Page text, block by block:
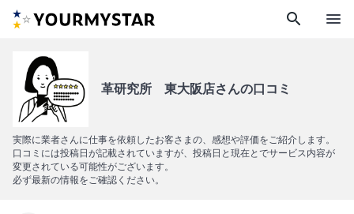
search menu
革研究所 東大阪店さんの口コミ
実際に業者さんに仕事を依頼したお客さまの、感想や評価をご紹介します。
口コミには投稿日が記載されていますが、投稿日と現在とでサービス内容が
変更されている可能性がございます。
必ず最新の情報をご確認ください。